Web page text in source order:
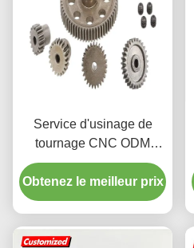
Service d'usinage de
tournage CNC ODM
Traitement de métaux de
précision personnalisé
pour pièces
Obtenez le meilleur prix